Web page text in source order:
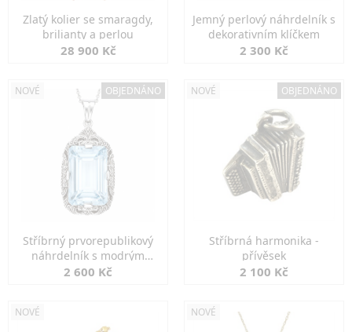
Zlatý kolier se smaragdy,
brilianty a perlou
28 900 Kč
Jemný perlový náhrdelník s
dekorativním klíčkem
2 300 Kč
NOVÉ OBJEDNÁNO
Stříbrný prvorepublikový
náhrdelník s modrým
spinelem
2 600 Kč
NOVÉ OBJEDNÁNO
Stříbrná harmonika -
přívěsek
2 100 Kč
NOVÉ NOVÉ